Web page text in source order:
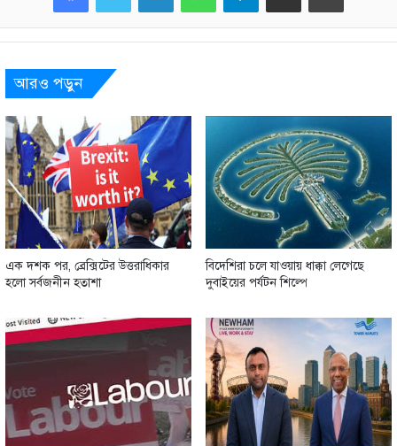
আরও পড়ুন
এক দশক পর, ব্রেক্সিটের উত্তরাধিকার
হলো সর্বজনীন হতাশা
বিদেশিরা চলে যাওয়ায় ধাক্কা লেগেছে
দুবাইয়ের পর্যটন শিল্পে